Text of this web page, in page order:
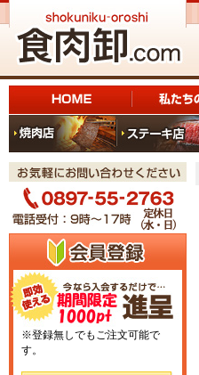
※登録無しでもご注文可能で
す。